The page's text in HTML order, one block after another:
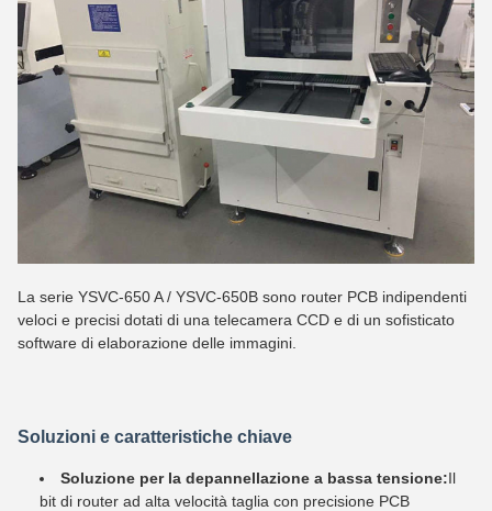
La serie YSVC-650 A / YSVC-650B sono router PCB indipendenti
veloci e precisi dotati di una telecamera CCD e di un sofisticato
software di elaborazione delle immagini.
Soluzioni e caratteristiche chiave
Soluzione per la depannellazione a bassa tensione:Il
bit di router ad alta velocità taglia con precisione PCB